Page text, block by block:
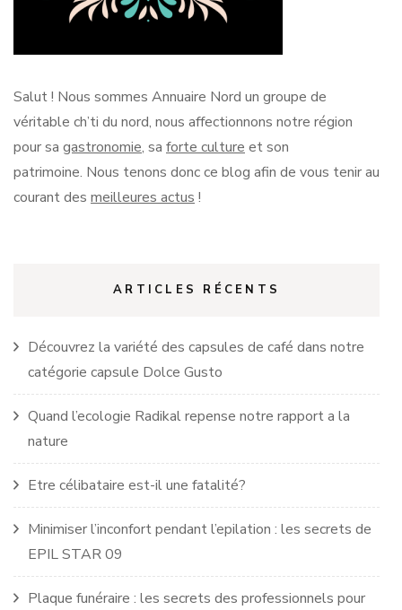
Salut ! Nous sommes Annuaire Nord un groupe de
véritable ch’ti du nord, nous affectionnons notre région
pour sa gastronomie, sa forte culture et son
patrimoine. Nous tenons donc ce blog afin de vous tenir au
courant des meilleures actus !
ARTICLES RÉCENTS
Découvrez la variété des capsules de café dans notre
catégorie capsule Dolce Gusto
Quand l’ecologie Radikal repense notre rapport a la
nature
Etre célibataire est-il une fatalité?
Minimiser l’inconfort pendant l’epilation : les secrets de
EPIL STAR 09
Plaque funéraire : les secrets des professionnels pour